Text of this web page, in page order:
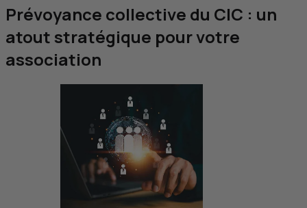
Prévoyance collective du CIC : un
atout stratégique pour votre
association